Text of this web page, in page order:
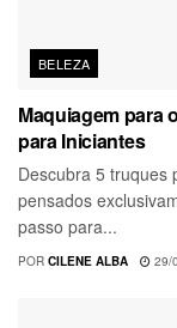
BELEZA
Maquiagem para
para Iniciantes
Descubra 5 truques
pensados
passo para...
POR CILENE ALBA 29/